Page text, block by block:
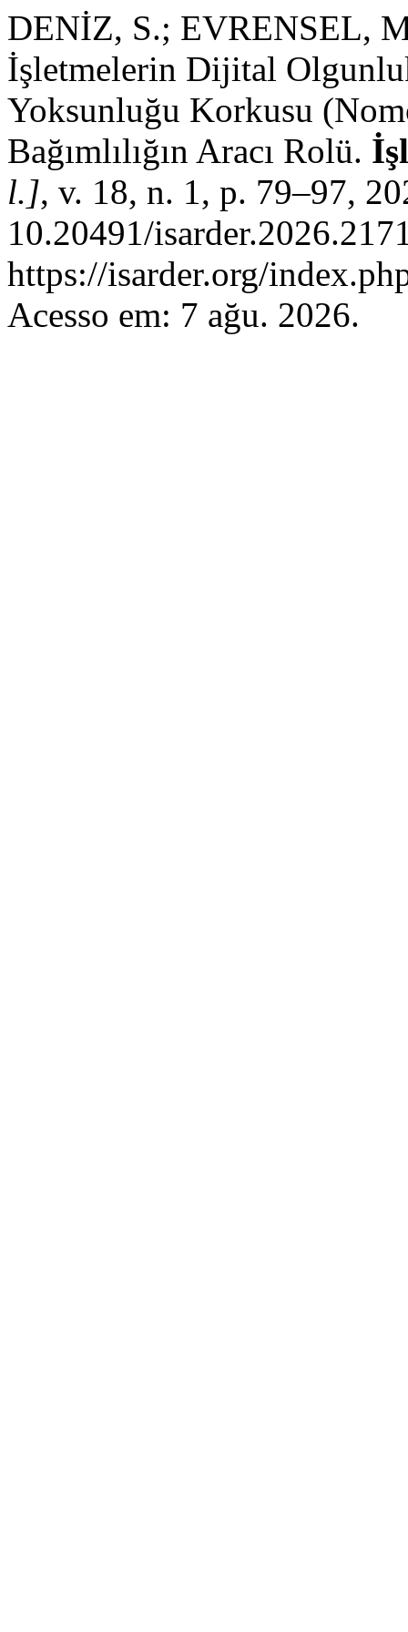
DENİZ, S.; EVRENSEL,
İşletmelerin Dijital
Yoksunluğu Korkusu
Bağımlılığın Aracı Rolü.
l.], v. 18, n. 1, p. 79–97,
10.20491/
https://isarder.org/
Acesso em: 7 ağu. 2026.